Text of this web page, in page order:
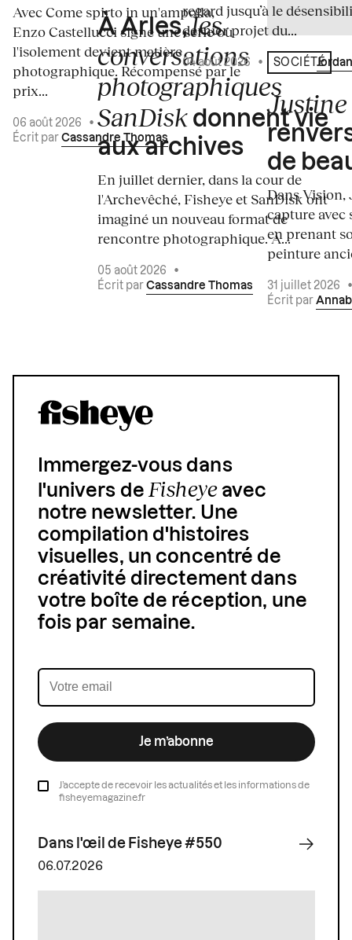
Avec Come spirto in un'ampolla,
Enzo Castellucci signe une série où
l'isolement devient matière
photographique. Récompensé par le
prix...
06 août 2026
•
Écrit par Cassandre Thomas
À Arles,les
conversations
photographiques
SanDisk donnent vie
aux archives
En juillet dernier, dans la cour de
l'Archevêché, Fisheye et SanDisk ont
imaginé un nouveau format de
rencontre photographique. À...
05 août 2026
•
Écrit par Cassandre Thomas
regard jusqu’à le
dernier projet du...
04 août 2026 • Écrit par
SOCIÉTÉ
de
Dans
capture avec
en prenant
peinture
31 juillet 2026
Écrit par
Immergez-vous dans
l'univers de Fisheyeavec
notre newsletter. Une
compilation d'histoires
visuelles, un concentré de
créativité directement dans
votre boîte de réception, une
fois par semaine.
Je m’abonne
J’accepte de recevoir les actualités et les informations de
fisheyemagazine.fr
Dans l'œil de Fisheye #550
06.07.2026